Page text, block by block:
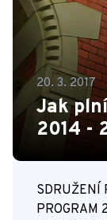
20. 3. 2017
Jak
2014 -
SDRUŽENÍ
PROGRAM